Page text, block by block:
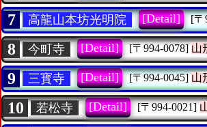
7 高龍山本坊光明院 [Detail] [〒
8 今町寺 [Detail] [〒994-0078] 山
9 三寳寺 [Detail] [〒994-0045] 山
10 若松寺 [Detail] [〒994-0021]